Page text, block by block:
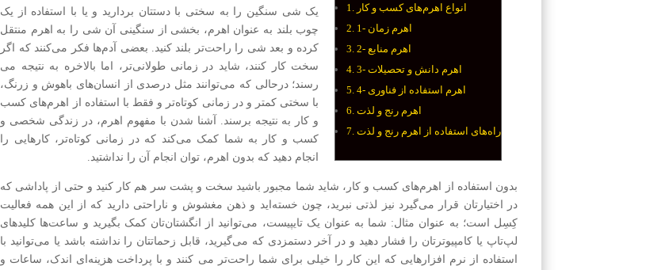
انواع اهرم‌های کسب و کار
1- اهرم زمان
2- اهرم منابع
3- اهرم دانش و تحصیلات
4- اهرم استفاده از فناوری
اهرم رنج و لذت
راه‌های استفاده از اهرم رنج و لذت
یک شی سنگین را به سختی با دستتان بردارید و یا با استفاده از یک
چوب بلند به عنوان اهرم، بخشی از سنگینی آن شی را به اهرم منتقل
کرده و بعد شی را راحت‌تر بلند کنید. بعضی آدم‌ها فکر می‌کنند که اگر
سخت کار کنند، شاید در زمانی طولانی‌تر، اما بالاخره به نتیجه می
رسند؛ درحالی که می‌توانند مثل درصدی از انسان‌های باهوش و زرنگ،
با سختی کمتر و در زمانی کوتاه‌تر و فقط با استفاده از اهرم‌های کسب
و کار به نتیجه برسند. آشنا شدن با مفهوم اهرم، در زندگی شخصی و
کسب و کار به شما کمک می‌کند که در زمانی کوتاه‌تر، کارهایی را
انجام دهید که بدون اهرم، توان انجام آن را نداشتید.
بدون استفاده از اهرم‌های کسب و کار، شاید شما مجبور باشید سخت و پشت سر هم کار کنید و حتی از پاداشی که
در اختیارتان قرار می‌گیرد نیز لذتی نبرید، چون خسته‌اید و ذهن مغشوش و ناراحتی دارید که از این همه فعالیت
کِسِل است؛ به عنوان مثال: شما به عنوان یک تایپیست، می‌توانید از انگشتان‌تان کمک بگیرید و ساعت‌ها کلیدهای
لپ‌تاپ یا کامپیوترتان را فشار دهید و در آخر دستمزدی که می‌گیرید، قابل زحماتتان را نداشته باشد یا می‌توانید با
استفاده از نرم افزارهایی که این کار را خیلی برای شما راحت‌تر می کنند و با پرداخت هزینه‌ای اندک، ساعات و